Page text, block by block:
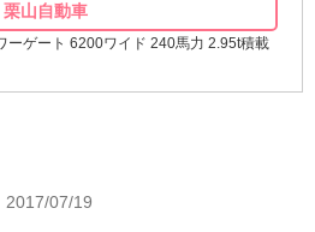
栗山自動車
ーゲート 6200ワイド 240馬力 2.95t積載
2017/07/19